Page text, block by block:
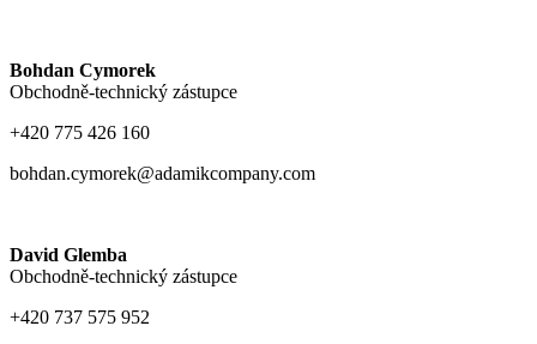
Bohdan Cymorek
Obchodně-technický zástupce
+420 775 426 160
bohdan.cymorek@adamikcompany.com
David Glemba
Obchodně-technický zástupce
+420 737 575 952